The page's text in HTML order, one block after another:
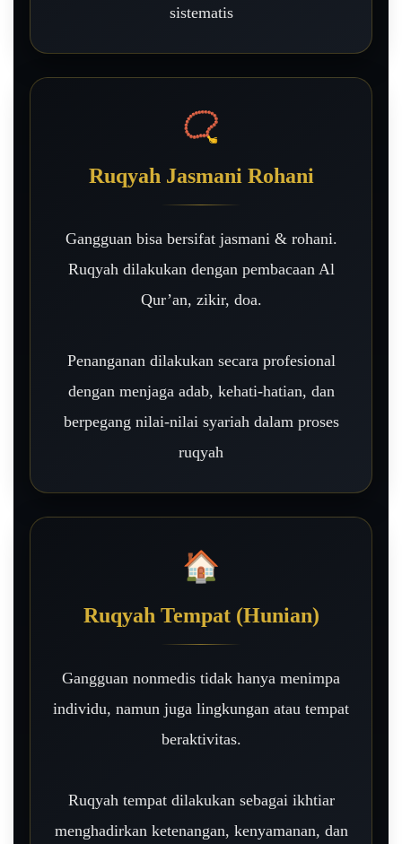
sistematis
📿
Ruqyah Jasmani Rohani
Gangguan bisa bersifat jasmani & rohani.
Ruqyah dilakukan dengan pembacaan Al
Qur’an, zikir, doa.
Penanganan dilakukan secara profesional
dengan menjaga adab, kehati-hatian, dan
berpegang nilai-nilai syariah dalam proses
ruqyah
🏠
Ruqyah Tempat (Hunian)
Gangguan nonmedis tidak hanya menimpa
individu, namun juga lingkungan atau tempat
beraktivitas.
Ruqyah tempat dilakukan sebagai ikhtiar
menghadirkan ketenangan, kenyamanan, dan